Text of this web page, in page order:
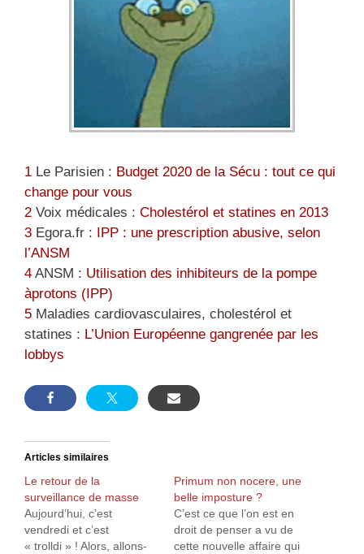
1 Le Parisien : Budget 2020 de la Sécu : tout ce qui
change pour vous
2 Voix médicales : Cholestérol et statines en 2013
3 Egora.fr : IPP : une prescription abusive, selon
l’ANSM
4 ANSM : Utilisation des inhibiteurs de la pompe
àprotons (IPP)
5 Maladies cardiovasculaires, cholestérol et
statines : L’Union Européenne gangrenée par les
lobbys
Articles similaires
Le retour de la
surveillance de masse
Aujourd’hui, c’est
vendredi et c’est
« trolldi » ! Alors, allons-
Primum non nocere, une
belle imposture ?
C’est ce que l’on est en
droit de penser a vu de
cette nouvelle affaire qui